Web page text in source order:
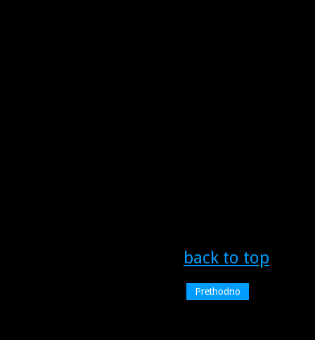
back to top
Prethodno